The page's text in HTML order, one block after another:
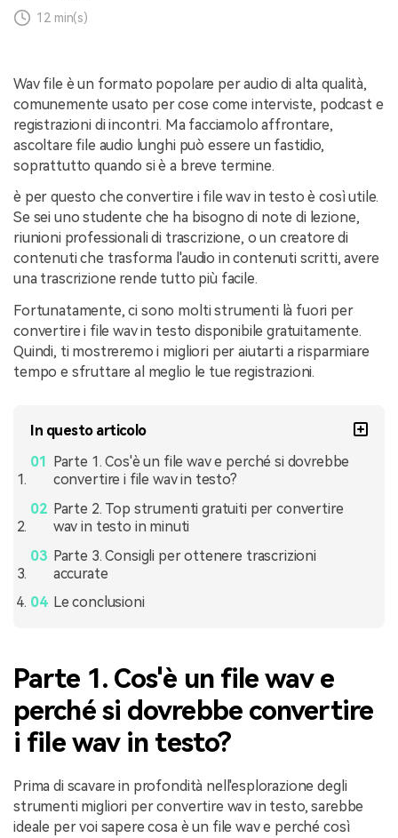
12 min(s)
Wav file è un formato popolare per audio di alta qualità,
comunemente usato per cose come interviste, podcast e
registrazioni di incontri. Ma facciamolo affrontare,
ascoltare file audio lunghi può essere un fastidio,
soprattutto quando si è a breve termine.
è per questo che convertire i file wav in testo è così utile.
Se sei uno studente che ha bisogno di note di lezione,
riunioni professionali di trascrizione, o un creatore di
contenuti che trasforma l'audio in contenuti scritti, avere
una trascrizione rende tutto più facile.
Fortunatamente, ci sono molti strumenti là fuori per
convertire i file wav in testo disponibile gratuitamente.
Quindi, ti mostreremo i migliori per aiutarti a risparmiare
tempo e sfruttare al meglio le tue registrazioni.
In questo articolo
Parte 1. Cos'è un file wav e perché si dovrebbe
convertire i file wav in testo?
Parte 2. Top strumenti gratuiti per convertire
wav in testo in minuti
Parte 3. Consigli per ottenere trascrizioni
accurate
Le conclusioni
Parte 1. Cos'è un file wav e
perché si dovrebbe convertire
i file wav in testo?
Prima di scavare in profondità nell'esplorazione degli
strumenti migliori per convertire wav in testo, sarebbe
ideale per voi sapere cosa è un file wav e perché così